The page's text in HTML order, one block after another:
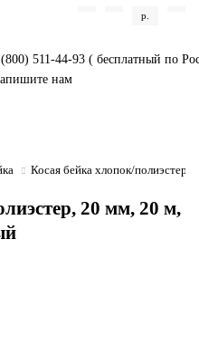
р.
511-44-93 ( бесплатный по
нам
Косая бейка хлопок/полиэстер,
20 мм, 20 м,